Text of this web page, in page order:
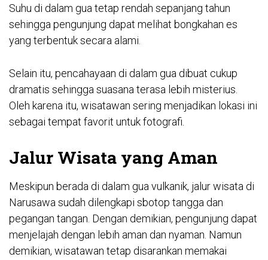
Suhu di dalam gua tetap rendah sepanjang tahun
sehingga pengunjung dapat melihat bongkahan es
yang terbentuk secara alami.
Selain itu, pencahayaan di dalam gua dibuat cukup
dramatis sehingga suasana terasa lebih misterius.
Oleh karena itu, wisatawan sering menjadikan lokasi ini
sebagai tempat favorit untuk fotografi.
Jalur Wisata yang Aman
Meskipun berada di dalam gua vulkanik, jalur wisata di
Narusawa sudah dilengkapi sbotop tangga dan
pegangan tangan. Dengan demikian, pengunjung dapat
menjelajah dengan lebih aman dan nyaman. Namun
demikian, wisatawan tetap disarankan memakai